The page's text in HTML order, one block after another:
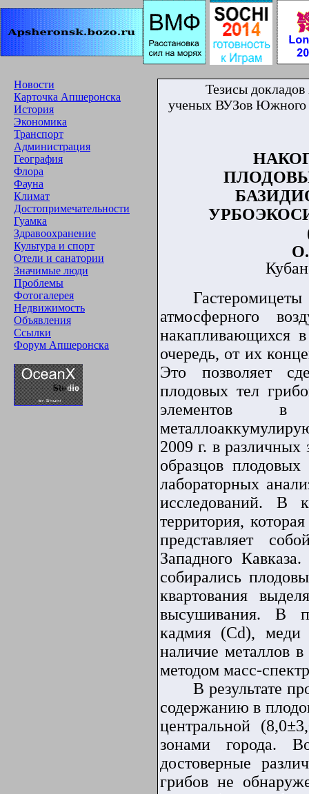
Новости
Карточка Апшеронска
История
Экономика
Транспорт
Администрация
География
Флора
Фауна
Климат
Достопримечательности
Гуамка
Здравоохранение
Культура и спорт
Отели и санатории
Значимые люди
Проблемы
Фотогалерея
Недвижимость
Объявления
Ссылки
Форум Апшеронска
Тезисы докладов
ученых ВУЗов Южного
Гастеромицеты
атмосферного
накапливающихся
очередь, от их
Это позволяет
плодовых тел
элементов в
2009 г. в различных
образцов
лабораторных
исследований. В
территория,
представляет
Западного
собирались
квартования
высушивания. В
кадмия (Cd), меди
наличие металлов
методом масс-
В результате
содержанию в
центральной
зонами города.
достоверные
грибов не